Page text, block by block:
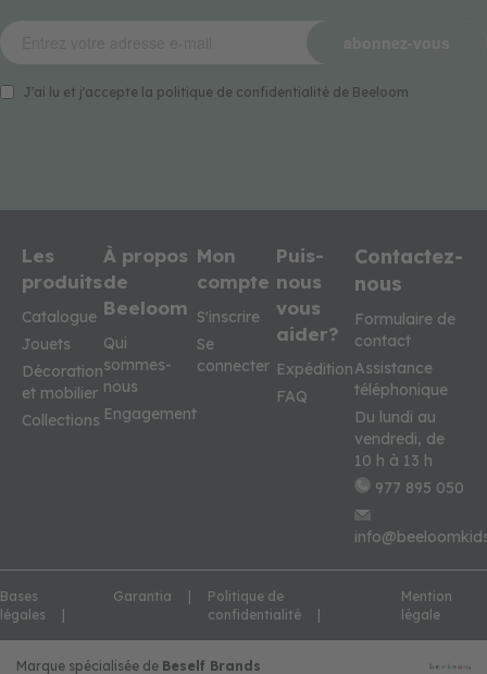
J'ai lu et j'accepte la politique de confidentialité de Beeloom
Les
produits
Catalogue
Jouets
Décoration
et mobilier
Collections
À propos
de
Beeloom
Qui
sommes-
nous
Engagement
Mon
compte
S'inscrire
Se
connecter
Puis-
nous
vous
aider?
Expédition
FAQ
Contactez-
nous
Formulaire de
contact
Assistance
téléphonique
Du lundi au
vendredi, de
10 h à 13 h
977 895 050
Bases
légales
Garantia
Politique de
confidentialité
Mention
légale
Marque spécialisée de Beself Brands